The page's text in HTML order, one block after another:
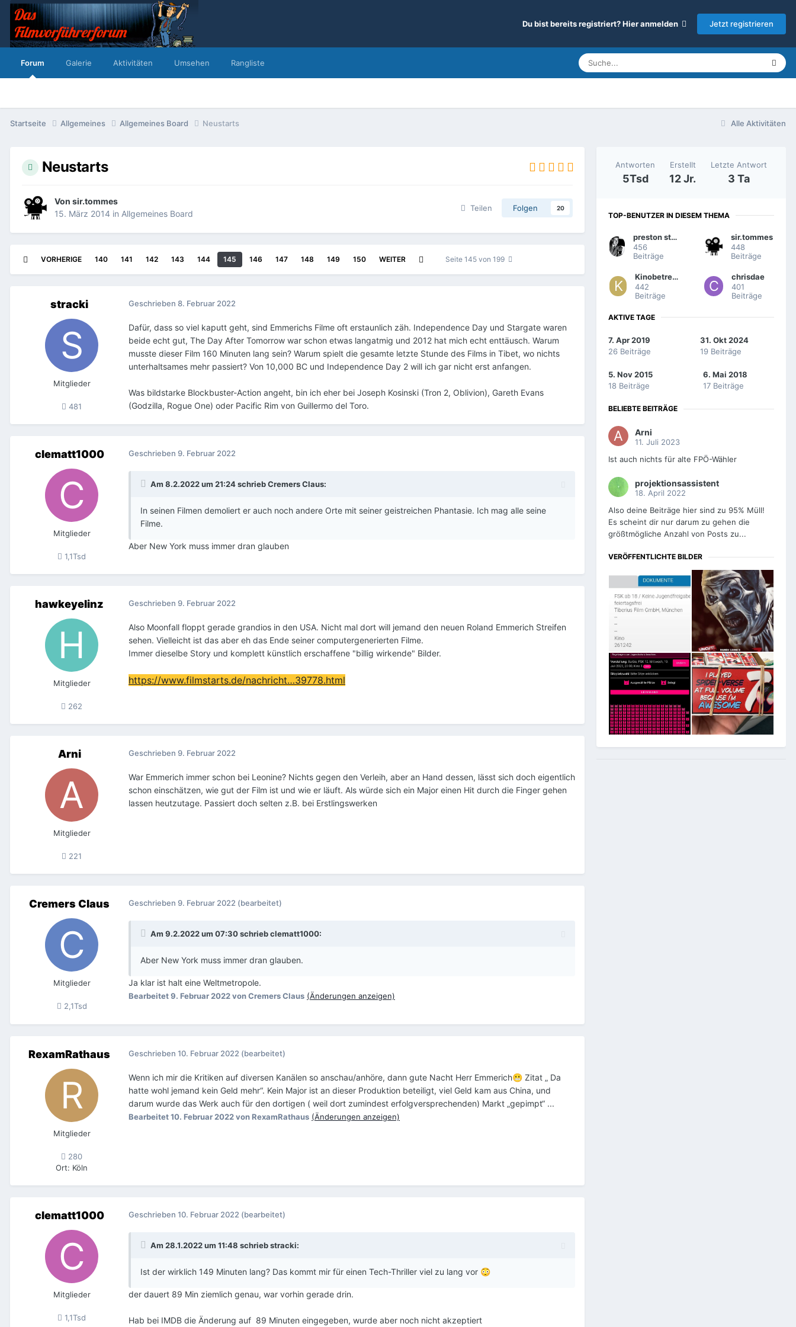
Du bist bereits registriert? Hier anmelden Jetzt registrieren
Forum Galerie Aktivitäten Umsehen Rangliste
Alle Aktivitäten
Startseite Allgemeines Allgemeines Board Neustarts
Neustarts
Von sir.tommes
15. März 2014 in Allgemeines Board
Teilen Folgen 20
VORHERIGE 140 141 142 143 144 145 146 147 148 149 150 WEITER Seite 145 von 199
stracki
Mitglieder
481
Geschrieben 8. Februar 2022
Dafür, dass so viel kaputt geht, sind Emmerichs Filme oft erstaunlich zäh. Independence Day und Stargate waren
beide echt gut, The Day After Tomorrow war schon etwas langatmig und 2012 hat mich echt enttäusch. Warum
musste dieser Film 160 Minuten lang sein? Warum spielt die gesamte letzte Stunde des Films in Tibet, wo nichts
unterhaltsames mehr passiert? Von 10,000 BC und Independence Day 2 will ich gar nicht erst anfangen.
Was bildstarke Blockbuster-Action angeht, bin ich eher bei Joseph Kosinski (Tron 2, Oblivion), Gareth Evans
(Godzilla, Rogue One) oder Pacific Rim von Guillermo del Toro.
clematt1000
Mitglieder
1,1Tsd
Geschrieben 9. Februar 2022
Am 8.2.2022 um 21:24 schriebCremers Claus:
In seinen Filmen demoliert er auch noch andere Orte mit seiner geistreichen Phantasie. Ich mag alle seine
Filme.
Aber New York muss immer dran glauben
hawkeyelinz
Mitglieder
262
Geschrieben 9. Februar 2022
Also Moonfall floppt gerade grandios in den USA. Nicht mal dort will jemand den neuen Roland Emmerich Streifen
sehen. Vielleicht ist das aber eh das Ende seiner computergenerierten Filme.
Immer dieselbe Story und komplett künstlich erschaffene "billig wirkende" Bilder.
https://www.filmstarts.de/nachricht…39778.html
Arni
Mitglieder
221
Geschrieben 9. Februar 2022
War Emmerich immer schon bei Leonine? Nichts gegen den Verleih, aber an Hand dessen, lässt sich doch eigentlich
schon einschätzen, wie gut der Film ist und wie er läuft. Als würde sich ein Major einen Hit durch die Finger gehen
lassen heutzutage. Passiert doch selten z.B. bei Erstlingswerken
Cremers Claus
Mitglieder
2,1Tsd
Geschrieben 9. Februar 2022 (bearbeitet)
Am 9.2.2022 um 07:30 schriebclematt1000:
Aber New York muss immer dran glauben.
Ja klar ist halt eine Weltmetropole.
Bearbeitet9. Februar 2022von Cremers Claus (Änderungen anzeigen)
RexamRathaus
Mitglieder
280
Ort: Köln
Geschrieben 10. Februar 2022 (bearbeitet)
Wenn ich mir die Kritiken auf diversen Kanälen so anschau/anhöre, dann gute Nacht Herr Emmerich😬 Zitat „ Da
hatte wohl jemand kein Geld mehr“. Kein Major ist an dieser Produktion beteiligt, viel Geld kam aus China, und
darum wurde das Werk auch für den dortigen ( weil dort zumindest erfolgversprechenden) Markt „gepimpt“ ...
Bearbeitet10. Februar 2022von RexamRathaus (Änderungen anzeigen)
clematt1000
Mitglieder
1,1Tsd
Geschrieben 10. Februar 2022 (bearbeitet)
Am 28.1.2022 um 11:48 schriebstracki:
Ist der wirklich 149 Minuten lang? Das kommt mir für einen Tech-Thriller viel zu lang vor 😳
der dauert 89 Min ziemlich genau, war vorhin gerade drin.
Hab bei IMDB die Änderung auf 89 Minuten eingegeben, wurde aber noch nicht akzeptiert
Antworten
5Tsd
Erstellt
12 Jr.
Letzte Antwort
3 Ta
TOP-BENUTZER IN DIESEM THEMA
preston sturges
456
Beiträge
sir.tommes
448
Beiträge
Kinobetreiber
442
Beiträge
chrisdae
401
Beiträge
AKTIVE TAGE
7. Apr 2019
26 Beiträge
31. Okt 2024
19 Beiträge
5. Nov 2015
18 Beiträge
6. Mai 2018
17 Beiträge
BELIEBTE BEITRÄGE
Arni
11. Juli 2023
Ist auch nichts für alte FPÖ-Wähler
projektionsassistent
18. April 2022
Also deine Beiträge hier sind zu 95% Müll!
Es scheint dir nur darum zu gehen die
größtmögliche Anzahl von Posts zu...
VERÖFFENTLICHTE BILDER